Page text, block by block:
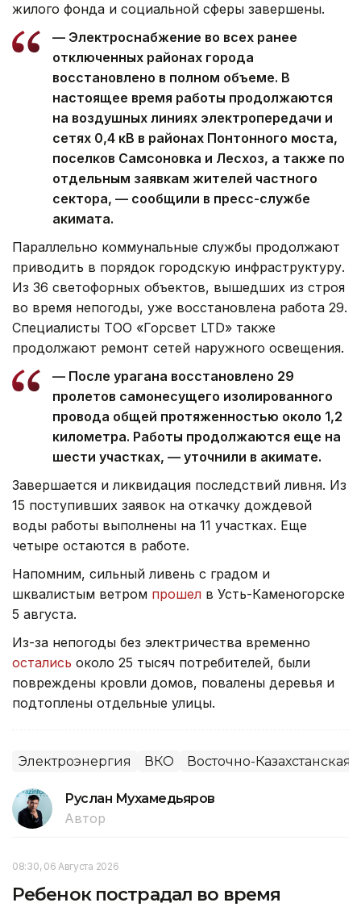
жилого фонда и социальной сферы завершены.
— Электроснабжение во всех ранее
отключенных районах города
восстановлено в полном объеме. В
настоящее время работы продолжаются
на воздушных линиях электропередачи и
сетях 0,4 кВ в районах Понтонного моста,
поселков Самсоновка и Лесхоз, а также по
отдельным заявкам жителей частного
сектора, — сообщили в пресс-службе
акимата.
Параллельно коммунальные службы продолжают
приводить в порядок городскую инфраструктуру.
Из 36 светофорных объектов, вышедших из строя
во время непогоды, уже восстановлена работа 29.
Специалисты ТОО «Горсвет LTD» также
продолжают ремонт сетей наружного освещения.
— После урагана восстановлено 29
пролетов самонесущего изолированного
провода общей протяженностью около 1,2
километра. Работы продолжаются еще на
шести участках, — уточнили в акимате.
Завершается и ликвидация последствий ливня. Из
15 поступивших заявок на откачку дождевой
воды работы выполнены на 11 участках. Еще
четыре остаются в работе.
Напомним, сильный ливень с градом и
шквалистым ветром прошел в Усть-Каменогорске
5 августа.
Из-за непогоды без электричества временно
остались около 25 тысяч потребителей, были
повреждены кровли домов, повалены деревья и
подтоплены отдельные улицы.
Электроэнергия ВКО Восточно-Казахстанская
Руслан Мухамедьяров
Автор
08:30, 06 Августа 2026
Ребенок пострадал во время